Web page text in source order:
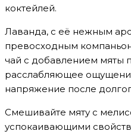
коктейлей.
Лаванда, с её нежным
превосходным
чай с добавлением мяты
расслабляющее
напряжение после
Смешивайте мяту с
успокаивающими